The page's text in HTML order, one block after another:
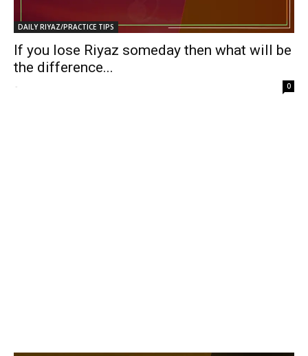
DAILY RIYAZ/PRACTICE TIPS
If you lose Riyaz someday then what will be
the difference...
- 0